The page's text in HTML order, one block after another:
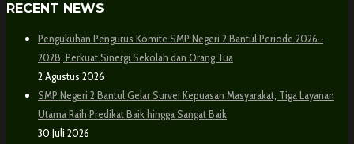
RECENT NEWS
Pengukuhan Pengurus Komite SMP Negeri 2 Bantul Periode 2026–
2028, Perkuat Sinergi Sekolah dan Orang Tua
2 Agustus 2026
SMP Negeri 2 Bantul Gelar Survei Kepuasan Masyarakat, Tiga Layanan
Utama Raih Predikat Baik hingga Sangat Baik
30 Juli 2026